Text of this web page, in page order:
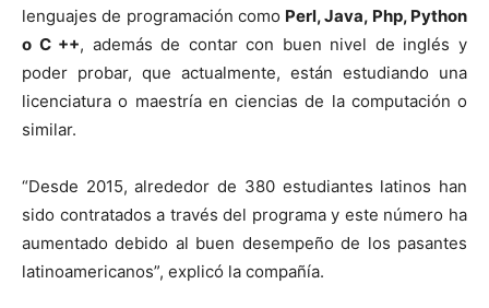
lenguajes de programación como Perl, Java, Php, Python
o C ++, además de contar con buen nivel de inglés y
poder probar, que actualmente, están estudiando una
licenciatura o maestría en ciencias de la computación o
similar.
“Desde 2015, alrededor de 380 estudiantes latinos han
sido contratados a través del programa y este número ha
aumentado debido al buen desempeño de los pasantes
latinoamericanos”, explicó la compañía.